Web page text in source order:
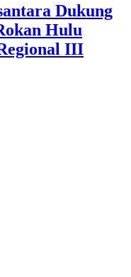
Dukung
Hulu
III